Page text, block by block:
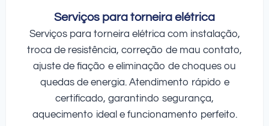
Serviços para torneira elétrica
Serviços para torneira elétrica com instalação,
troca de resistência, correção de mau contato,
ajuste de fiação e eliminação de choques ou
quedas de energia. Atendimento rápido e
certificado, garantindo segurança,
aquecimento ideal e funcionamento perfeito.